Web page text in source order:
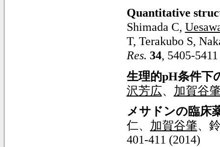
Quantitative
Shimada C,
T, Terakubo S,
Res. 34, 5405-
生理的pH条件下
沢芳広、 加賀谷
メサドンの臨床
仁、 加賀谷肇、
401-411 (2014)